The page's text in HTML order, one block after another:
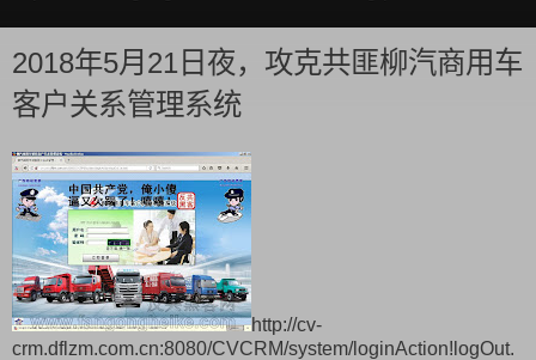
2018年5月21日夜，攻克共匪柳汽商用车
客户关系管理系统
http://cv-
crm.dflzm.com.cn:8080/CVCRM/system/loginAction!logOut.